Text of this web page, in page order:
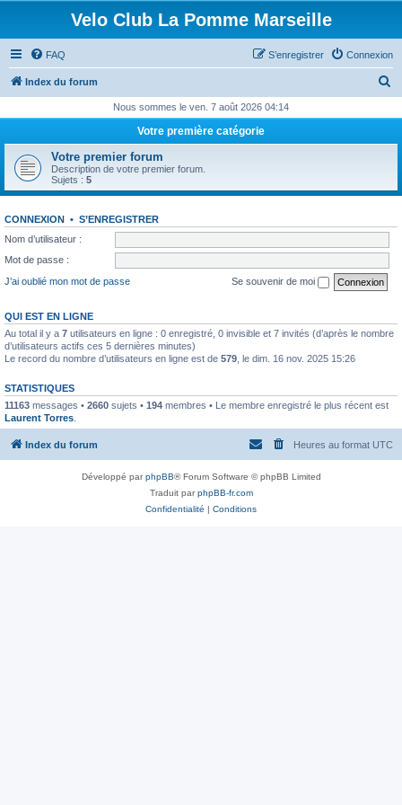
Velo Club La Pomme Marseille
FAQ Connexion
S’enregistrer
Index du forum
h
r
Nous sommes le ven. 7 août 2026 04:14
Votre première catégorie
Votre premier forum
Description de votre premier forum.
Sujets : 5
CONNEXION • S’ENREGISTRER
Nom d’utilisateur :
Mot de passe :
J’ai oublié mon mot de passe
Se souvenir de moi
QUI EST EN LIGNE
Au total il y a 7 utilisateurs en ligne : 0 enregistré, 0 invisible et 7 invités (d’après le nombre
d’utilisateurs actifs ces 5 dernières minutes)
Le record du nombre d’utilisateurs en ligne est de 579 , le dim. 16 nov. 2025 15:26
STATISTIQUES
11163 messages • 2660 sujets • 194 membres • Le membre enregistré le plus récent est
Laurent Torres
Index du forum Heures au format UTC
Développé parphpBB® Forum Software © phpBB Limited
Traduit parphpBB-fr.com
Confidentialité | Conditions